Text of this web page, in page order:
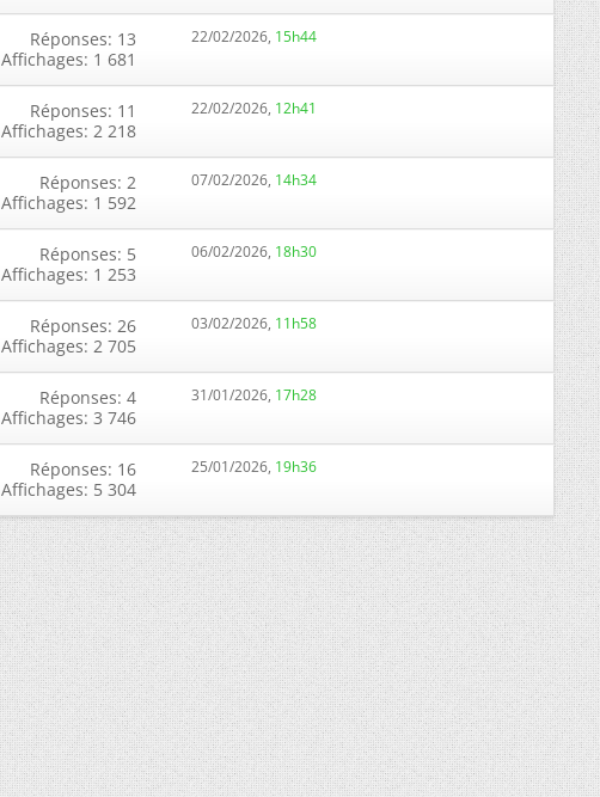
Réponses: 13
Affichages: 1 681
22/02/2026, 15h44
Réponses: 11
Affichages: 2 218
22/02/2026, 12h41
Réponses: 2
Affichages: 1 592
07/02/2026, 14h34
Réponses: 5
Affichages: 1 253
06/02/2026, 18h30
Réponses: 26
Affichages: 2 705
03/02/2026, 11h58
Réponses: 4
Affichages: 3 746
31/01/2026, 17h28
Réponses: 16
Affichages: 5 304
25/01/2026, 19h36